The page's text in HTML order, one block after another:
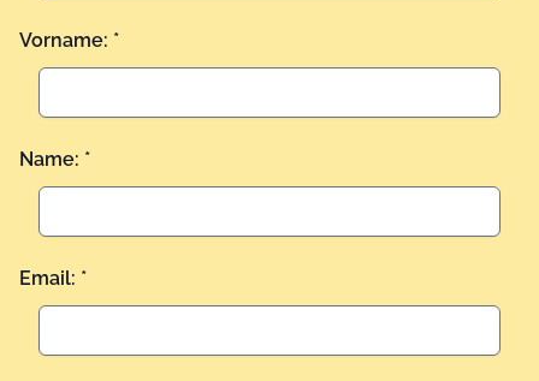
Vorname: *
Name: *
Email: *